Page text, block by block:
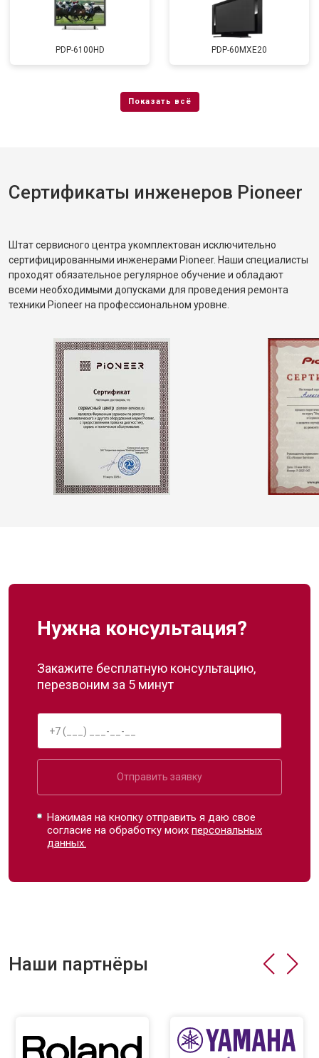
PDP-6100HD PDP-60MXE20
Сертификаты инженеров Pioneer
Штат сервисного центра укомплектован исключительно
сертифицированными инженерами Pioneer. Наши специалисты
проходят обязательное регулярное обучение и обладают
всеми необходимыми допусками для проведения ремонта
техники Pioneer на профессиональном уровне.
Нужна консультация?
Закажите бесплатную консультацию,
перезвоним за 5 минут
Отправить заявку
Нажимая на кнопку отправить я даю свое
согласие на обработку моихперсональных
данных.
Наши партнёры